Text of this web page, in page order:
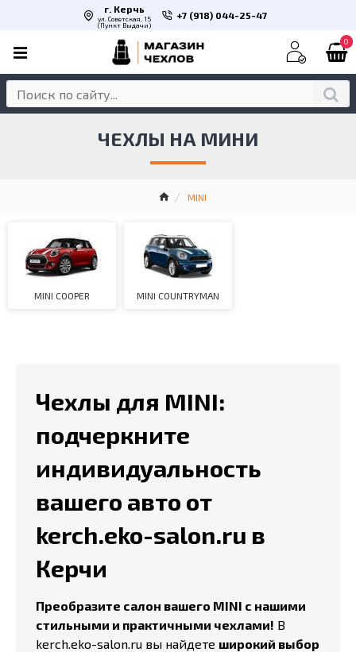
г. Керчь
ул. Советская, 15
(Пункт Выдачи)
+7 (918) 044-25-47
0
MINI
ЧЕХЛЫ НА МИНИ
MINI COOPER MINI COUNTRYMAN
Чехлы для MINI:
подчеркните
индивидуальность
вашего авто от
kerch.eko-salon.ru в
Керчи
Преобразите салон вашего MINI с нашими
стильными и практичными чехлами! В
kerch.eko-salon.ru вы найдете широкий выбор